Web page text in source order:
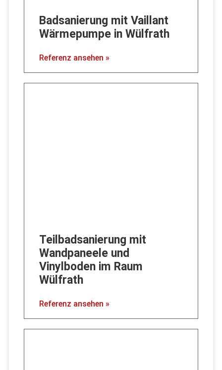
Badsanierung mit Vaillant
Wärmepumpe in Wülfrath
Referenz ansehen »
Teilbadsanierung mit
Wandpaneele und
Vinylboden im Raum
Wülfrath
Referenz ansehen »